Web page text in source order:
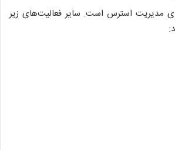
مدیریت استرس است. سایر فعالیت‌های زیر